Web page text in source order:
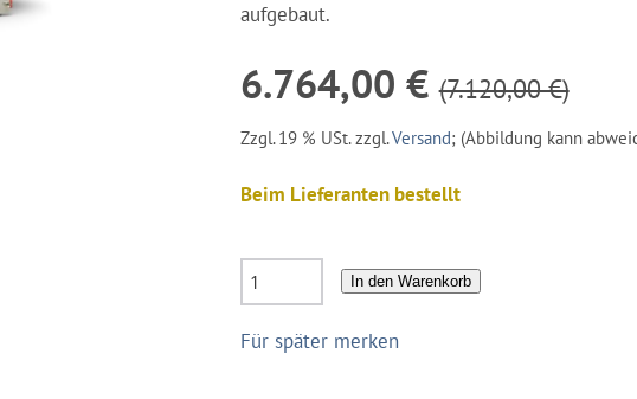
aufgebaut.
6.764,00 € (7.120,00 €)
Zzgl. 19 % USt. zzgl.Versand; (Abbildung kann
Beim Lieferanten bestellt
In den Warenkorb
Für später merken